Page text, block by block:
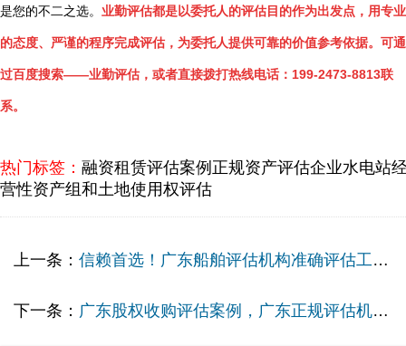
是您的不二之选。 业勤评估都是以委托人的评估目的作为出发点，用专业
的态度、严谨的程序完成评估，为委托人提供可靠的价值参考依据。可通
过百度搜索——业勤评估，或者直接拨打热线电话：199-2473-8813联
系。
热门标签： 融资租赁评估案例 正规资产评估企业水电站
营性资产组和土地使用权评估
上一条： 信赖首选！广东船舶评估机构准确评估工程船抵押价值，出具高效报告！
下一条： 广东股权收购评估案例，广东正规评估机构为交易提供科学可靠评估方案